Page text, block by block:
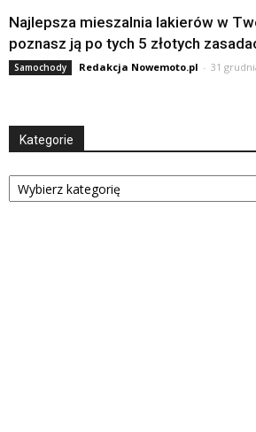
Najlepsza mieszalnia lakierów w
poznasz ją po tych 5 złotych
Samochody Redakcja Nowemoto.pl - 31
Kategorie
Kategorie